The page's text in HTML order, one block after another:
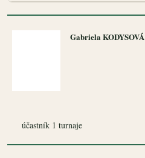
Gabriela KODYSOVÁ
účastník 1 turnaje